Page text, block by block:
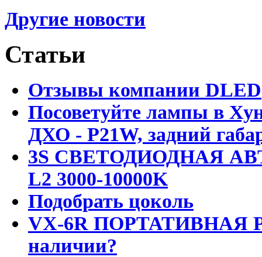
Другие новости
Статьи
Отзывы компании DLED
Посоветуйте лампы в
ДХО - P21W, задний
3S СВЕТОДИОДНАЯ
L2 3000-10000K
Подобрать цоколь
VX-6R ПОРТАТИВНАЯ
наличии?